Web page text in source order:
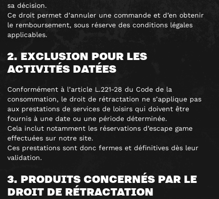
sa décision.
Ce droit permet d’annuler une commande et d’en obtenir
le remboursement, sous réserve des conditions légales
applicables.
2. EXCLUSION POUR LES
ACTIVITÉS DATÉES
Conformément à l’article L.221-28 du Code de la
consommation, le droit de rétractation ne s’applique pas
aux prestations de services de loisirs qui doivent être
fournis à une date ou une période déterminée.
Cela inclut notamment les réservations d’escape game
effectuées sur notre site.
Ces prestations sont donc fermes et définitives dès leur
validation.
3. PRODUITS CONCERNÉS PAR LE
DROIT DE RÉTRACTATION